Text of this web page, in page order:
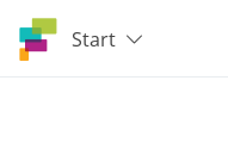
Start